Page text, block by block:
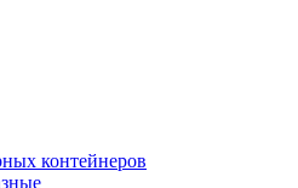
контейнеров